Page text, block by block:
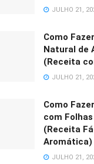
JULHO 21,
Como
Natural de
(Receita
JULHO 21,
Como
com
(Receita
Aromática)
JULHO 21,